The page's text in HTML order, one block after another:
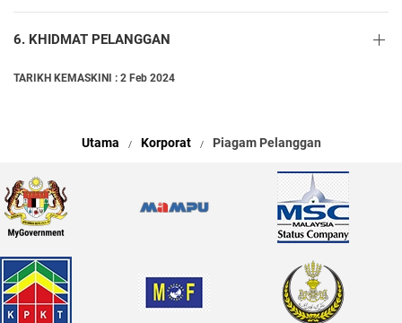
6. KHIDMAT PELANGGAN
TARIKH KEMASKINI : 2 Feb 2024
Utama Korporat Piagam Pelanggan